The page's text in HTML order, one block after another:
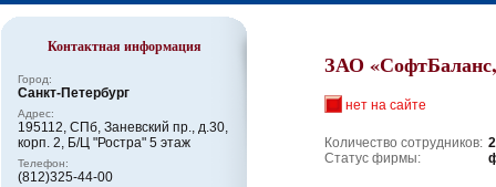
ЗАО
нет на сайте
Количество сотрудников:
Статус фирмы:
Контактная информация
Город:
Санкт-Петербург
Адрес:
195112, СПб, Заневский пр., д.30,
корп. 2, Б/Ц "Ростра" 5 этаж
Телефон:
(812)325-44-00